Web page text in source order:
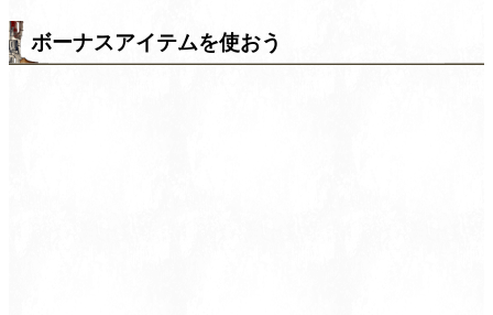
ボーナスアイテムを使おう